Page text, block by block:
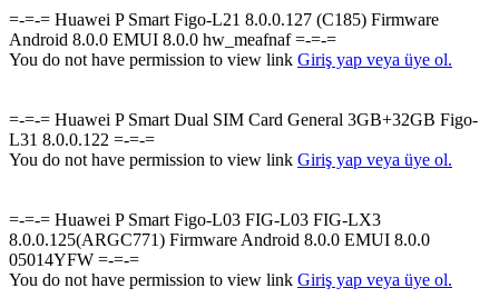
=-=-= Huawei P Smart Figo-L21 8.0.0.127 (C185) Firmware
Android 8.0.0 EMUI 8.0.0 hw_meafnaf =-=-=
You do not have permission to view link Giriş yap veya üye ol.
=-=-= Huawei P Smart Dual SIM Card General 3GB+32GB Figo-
L31 8.0.0.122 =-=-=
You do not have permission to view link Giriş yap veya üye ol.
=-=-= Huawei P Smart Figo-L03 FIG-L03 FIG-LX3
8.0.0.125(ARGC771) Firmware Android 8.0.0 EMUI 8.0.0
05014YFW =-=-=
You do not have permission to view link Giriş yap veya üye ol.